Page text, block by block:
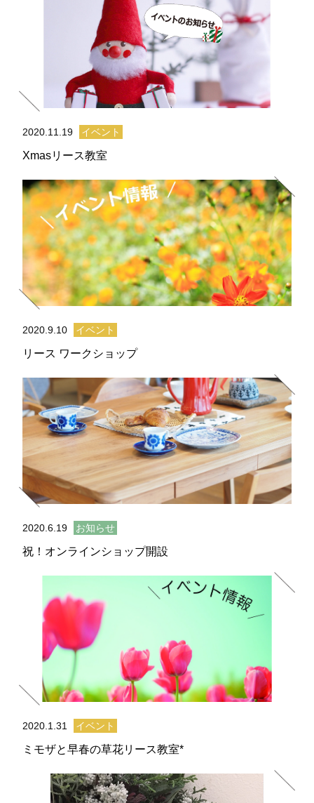
2020.11.19 イベント
Xmasリース教室
2020.9.10 イベント
リース ワークショップ
2020.6.19 お知らせ
祝！オンラインショップ開設
2020.1.31 イベント
ミモザと早春の草花リース教室*